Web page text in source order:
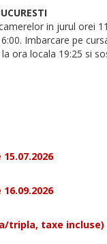
in jurul orei
Imbarcare pe
la ora locala 19:25 si
tripla, taxe incluse)